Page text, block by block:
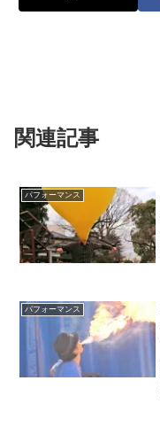
関連記事
パフォーマンス
パフォーマンス